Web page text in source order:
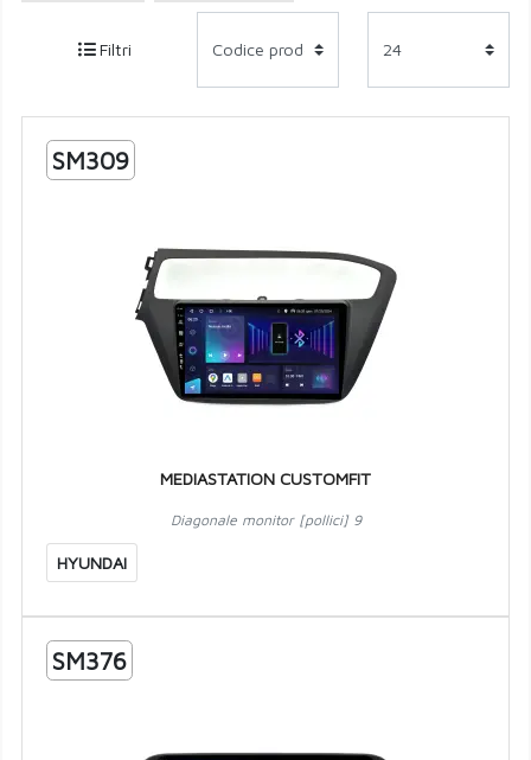
Filtri
SM309
MEDIASTATION CUSTOMFIT
Diagonale monitor [pollici] 9
HYUNDAI
SM376